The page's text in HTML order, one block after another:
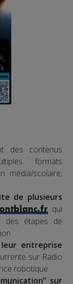
des contenus
formats
média/scolaire,
de plusieurs
qui
des étapes de
entreprise
sur Radio
robotique
sur